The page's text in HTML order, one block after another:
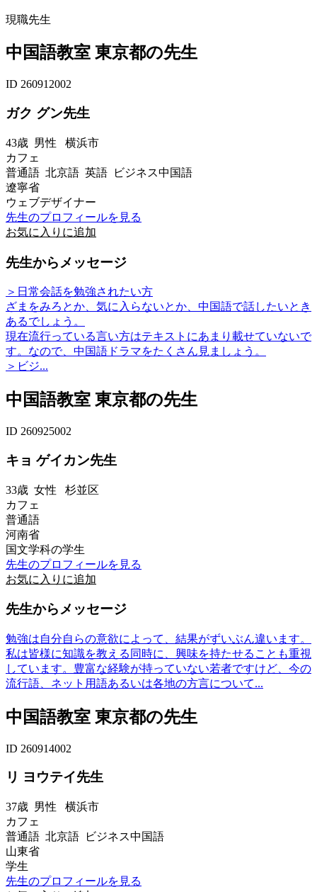
現職先生
中国語教室 東京都の先生
ID 260912002
ガク グン先生
43歳 男性 横浜市
カフェ
普通語 北京語 英語 ビジネス中国語
遼寧省
ウェブデザイナー
先生のプロフィールを見る
お気に入りに追加
先生からメッセージ
＞日常会話を勉強されたい方
ざまをみろとか、気に入らないとか、中国語で話したいとき
あるでしょう。
現在流行っている言い方はテキストにあまり載せていないで
す。なので、中国語ドラマをたくさん見ましょう。
＞ビジ...
中国語教室 東京都の先生
ID 260925002
キョ ゲイカン先生
33歳 女性 杉並区
カフェ
普通語
河南省
国文学科の学生
先生のプロフィールを見る
お気に入りに追加
先生からメッセージ
勉強は自分自らの意欲によって、結果がずいぶん違います。
私は皆様に知識を教える同時に、興味を持たせることも重視
しています。豊富な経験が持っていない若者ですけど、今の
流行語、ネット用語あるいは各地の方言について...
中国語教室 東京都の先生
ID 260914002
リ ヨウテイ先生
37歳 男性 横浜市
カフェ
普通語 北京語 ビジネス中国語
山東省
学生
先生のプロフィールを見る